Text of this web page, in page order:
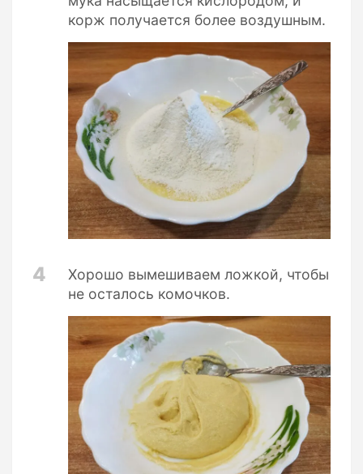
корж получается более воздушным.
4
Хорошо вымешиваем ложкой, чтобы
не осталось комочков.